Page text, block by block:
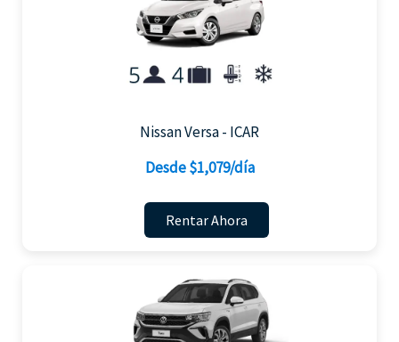
Nissan Versa - ICAR
Desde $1,079/día
Rentar Ahora